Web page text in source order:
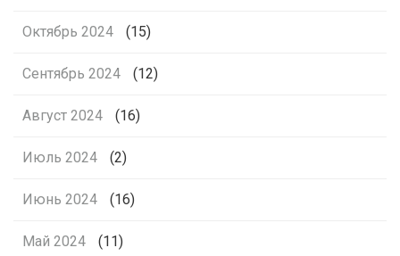
Октябрь 2024 (15)
Сентябрь 2024 (12)
Август 2024 (16)
Июль 2024 (2)
Июнь 2024 (16)
Май 2024 (11)